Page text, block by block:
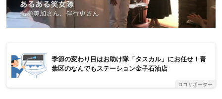
季節の変わり目はお助け隊「タスカル」にお任せ！青
葉区のなんでもステーション金子石油店
ロコサポーター